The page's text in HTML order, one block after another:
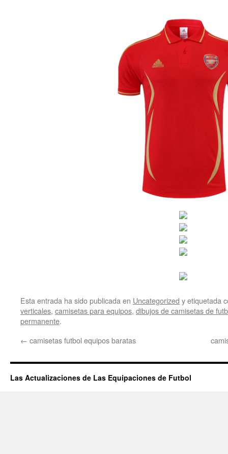
Esta entrada ha sido publicada en Uncategorized y etiquetada
verticales, camisetas para equipos, dibujos de camisetas de
permanente.
← camisetas futbol equipos baratas
Las Actualizaciones de Las Equipaciones de Futbol